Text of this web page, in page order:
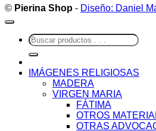
© Pierina Shop - Diseño: Daniel
Buscar
por:
IMÁGENES RELIGIOSAS
MADERA
VIRGEN MARIA
FÁTIMA
OTROS
OTRAS